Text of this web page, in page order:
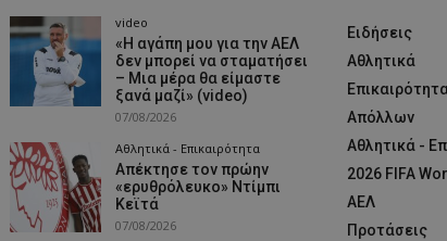
video
«Η αγάπη μου για την ΑΕΛ
δεν μπορεί να σταματήσει
– Μια μέρα θα είμαστε
ξανά μαζί» (video)
07/08/2026
Αθλητικά - Επικαιρότητα
Απέκτησε τον πρώην
«ερυθρόλευκο» Ντίμπι
Κεϊτά
07/08/2026
Ειδήσεις
Αθλητικά
Επικαιρότητα
Απόλλων
Αθλητικά -
2026 FIFA
ΑΕΛ
Προτάσεις